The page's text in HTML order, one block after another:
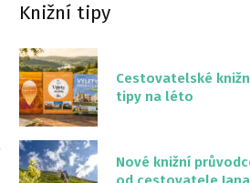
Knižní tipy
Cestovatelské
tipy na léto
Nové knižní